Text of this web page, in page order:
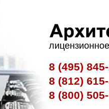
8 (495)
8 (812)
8 (800)